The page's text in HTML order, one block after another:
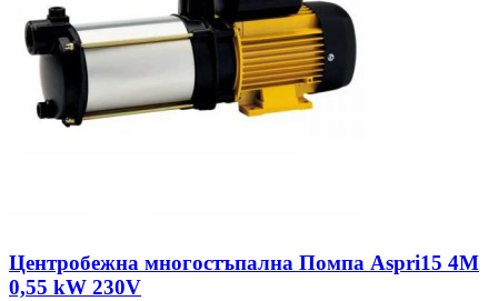
Центробежна многостъпална Помпа Aspri15 4M
0,55 kW 230V